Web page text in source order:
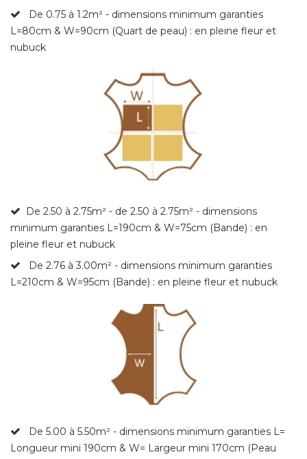
De 0.75 à 1.2m² - dimensions minimum garanties
L=80cm & W=90cm (Quart de peau) : en pleine fleur et
nubuck
De 2.50 à 2.75m² - de 2.50 à 2.75m² - dimensions
minimum garanties L=190cm & W=75cm (Bande) : en
pleine fleur et nubuck
De 2.76 à 3.00m² - dimensions minimum garanties
L=210cm & W=95cm (Bande) : en pleine fleur et nubuck
De 5.00 à 5.50m² - dimensions minimum garanties L=
Longueur mini 190cm & W= Largeur mini 170cm (Peau